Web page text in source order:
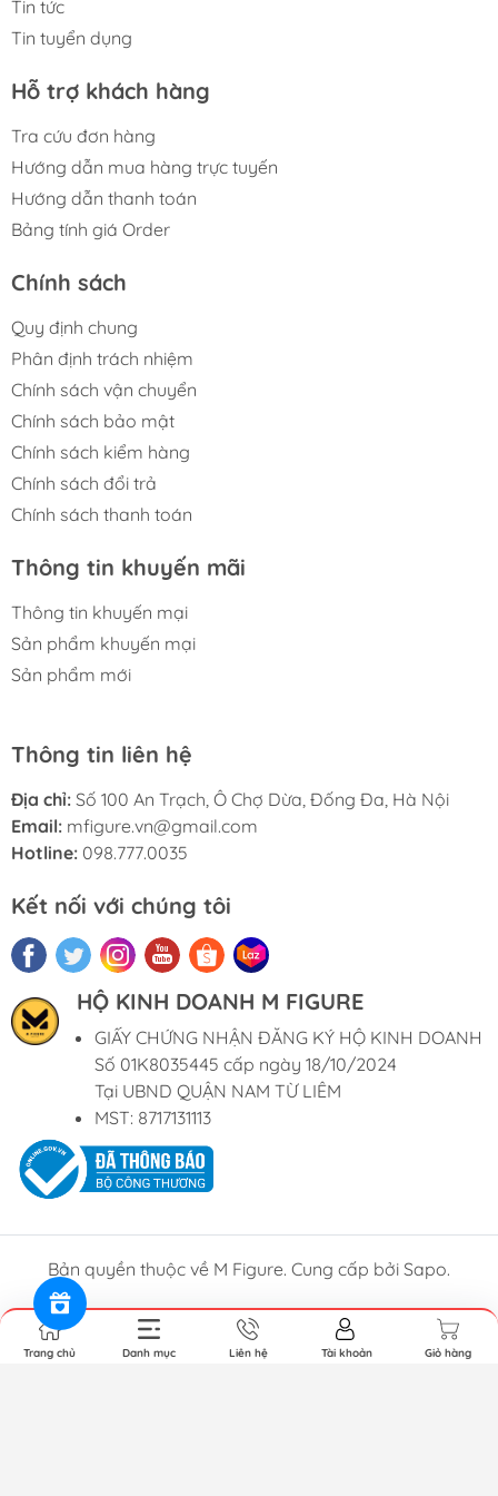
Tin tức
Tin tuyển dụng
Hỗ trợ khách hàng
Tra cứu đơn hàng
Hướng dẫn mua hàng trực tuyến
Hướng dẫn thanh toán
Bảng tính giá Order
Chính sách
Quy định chung
Phân định trách nhiệm
Chính sách vận chuyển
Chính sách bảo mật
Chính sách kiểm hàng
Chính sách đổi trả
Chính sách thanh toán
Thông tin khuyến mãi
Thông tin khuyến mại
Sản phẩm khuyến mại
Sản phẩm mới
Thông tin liên hệ
Địa chỉ: Số 100 An Trạch, Ô Chợ Dừa, Đống Đa, Hà Nội
Email: mfigure.vn@gmail.com
Hotline: 098.777.0035
Kết nối với chúng tôi
HỘ KINH DOANH M FIGURE
GIẤY CHỨNG NHẬN ĐĂNG KÝ HỘ KINH DOANH
Số 01K8035445 cấp ngày 18/10/2024
Tại UBND QUẬN NAM TỪ LIÊM
MST: 8717131113
Bản quyền thuộc về M Figure. Cung cấp bởi Sapo.
Trang chủ Danh mục Liên hệ Tài khoản Giỏ hàng